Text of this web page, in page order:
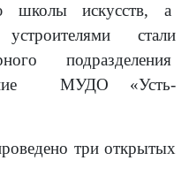
школы искусств, а
стали
подразделения
МУДО «Усть-
три открытых